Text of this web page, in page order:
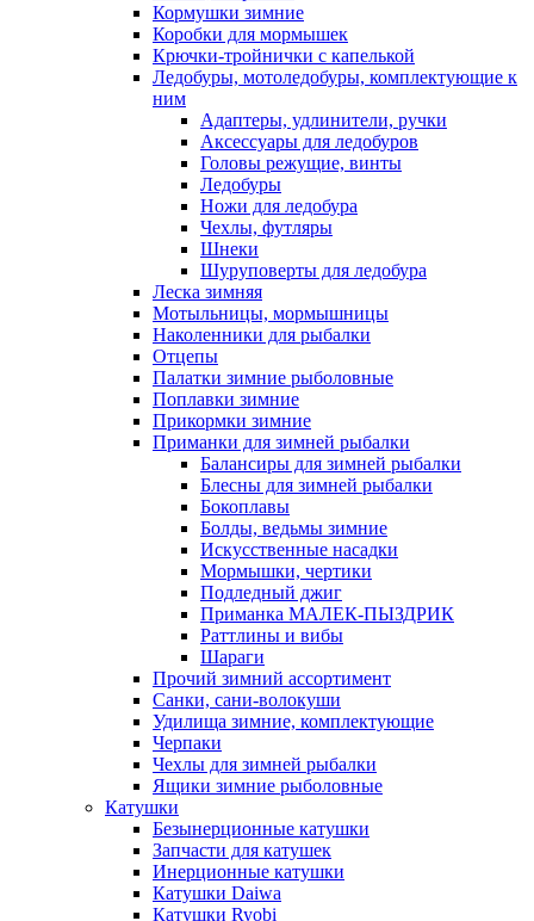
Кормушки зимние
Коробки для мормышек
Крючки-тройнички с капелькой
Ледобуры, мотоледобуры, комплектующие к
ним
Адаптеры, удлинители, ручки
Аксессуары для ледобуров
Головы режущие, винты
Ледобуры
Ножи для ледобура
Чехлы, футляры
Шнеки
Шуруповерты для ледобура
Леска зимняя
Мотыльницы, мормышницы
Наколенники для рыбалки
Отцепы
Палатки зимние рыболовные
Поплавки зимние
Прикормки зимние
Приманки для зимней рыбалки
Балансиры для зимней рыбалки
Блесны для зимней рыбалки
Бокоплавы
Болды, ведьмы зимние
Искусственные насадки
Мормышки, чертики
Подледный джиг
Приманка МАЛЕК-ПЫЗДРИК
Раттлины и вибы
Шараги
Прочий зимний ассортимент
Санки, сани-волокуши
Удилища зимние, комплектующие
Черпаки
Чехлы для зимней рыбалки
Ящики зимние рыболовные
Катушки
Безынерционные катушки
Запчасти для катушек
Инерционные катушки
Катушки Daiwa
Катушки Ryobi